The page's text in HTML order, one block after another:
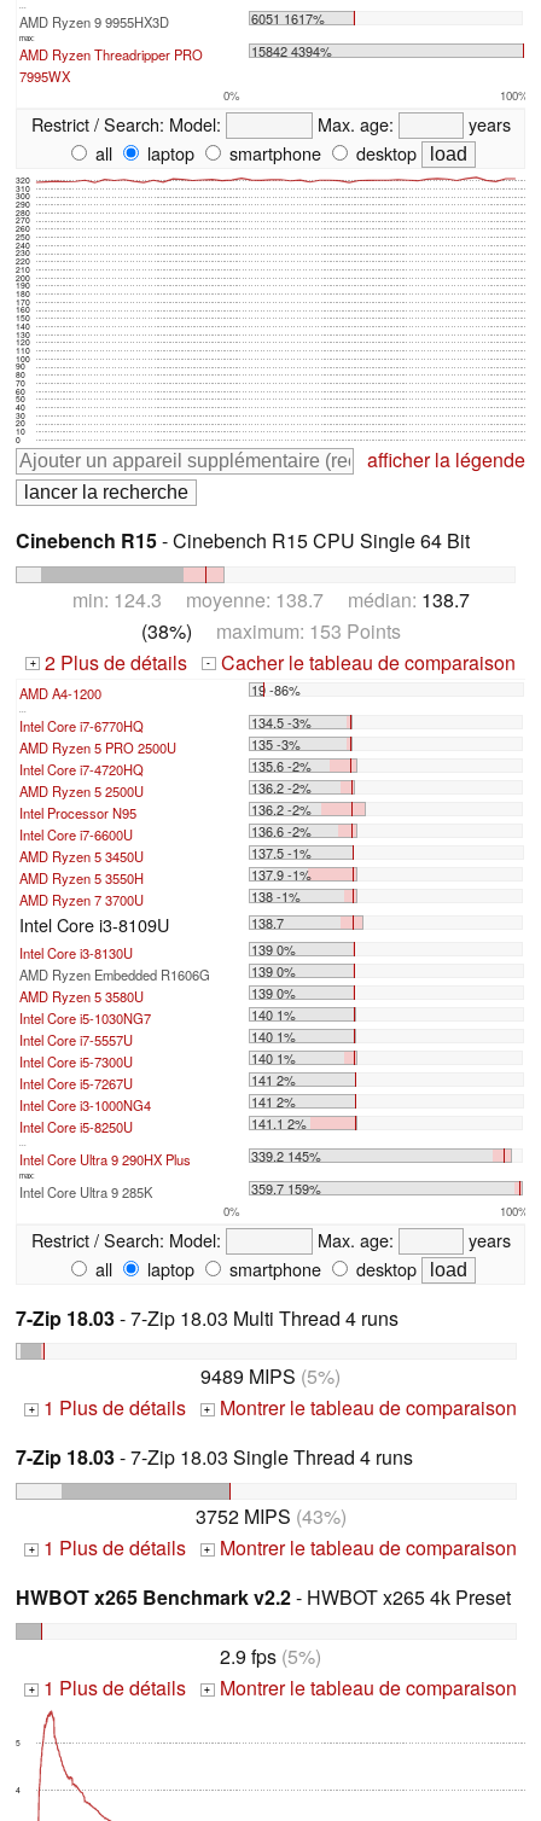
AMD Ryzen 9 9955HX3D 6051 1617%
max:
AMD Ryzen Threadripper PRO
7995WX
15842 4394%
0% 100%
Restrict / Search: Model: Max. age:
years
all
laptop smartphone desktop
0
10
20
30
40
50
60
70
80
90
100
110
120
130
140
150
160
170
180
190
200
210
220
230
240
250
260
270
280
290
300
310
320
afficher la légende
Cinebench R15- Cinebench R15 CPU Single 64 Bit
min: 124.3 moyenne: 138.7 médian: 138.7
(38%) maximum: 153 Points
+ 2 Plus de détails - Cacher le tableau de comparaison
AMD A4-1200 19 -86%
Intel Core i7-6770HQ
134.5 -3%
AMD Ryzen 5 PRO 2500U
135 -3%
Intel Core i7-4720HQ
135.6 -2%
AMD Ryzen 5 2500U
136.2 -2%
Intel Processor N95
136.2 -2%
Intel Core i7-6600U
136.6 -2%
AMD Ryzen 5 3450U
137.5 -1%
AMD Ryzen 5 3550H
137.9 -1%
AMD Ryzen 7 3700U
138 -1%
Intel Core i3-8109U
138.7
Intel Core i3-8130U
139 0%
AMD Ryzen Embedded R1606G
139 0%
AMD Ryzen 5 3580U
139 0%
Intel Core i5-1030NG7
140 1%
Intel Core i7-5557U
140 1%
Intel Core i5-7300U
140 1%
Intel Core i5-7267U
141 2%
Intel Core i3-1000NG4
141 2%
Intel Core i5-8250U
141.1 2%
Intel Core Ultra 9 290HX Plus 339.2 145%
max:
Intel Core Ultra 9 285K 359.7 159%
0% 100%
Restrict / Search: Model: Max. age:
years
all
laptop smartphone desktop
7-Zip 18.03- 7-Zip 18.03 Multi Thread 4 runs
9489 MIPS (5%)
+ 1 Plus de détails + Montrer le tableau de comparaison
7-Zip 18.03- 7-Zip 18.03 Single Thread 4 runs
3752 MIPS (43%)
+ 1 Plus de détails + Montrer le tableau de comparaison
HWBOT x265 Benchmark v2.2- HWBOT x265 4k Preset
2.9 fps (5%)
+ 1 Plus de détails + Montrer le tableau de comparaison
4
5